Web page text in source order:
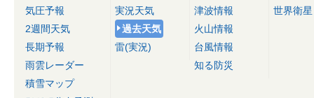
気圧予報
2週間天気
長期予報
雨雲レーダー
積雪マップ
実況天気
過去天気
雷(実況)
津波情報
火山情報
台風情報
知る防災
世界衛星